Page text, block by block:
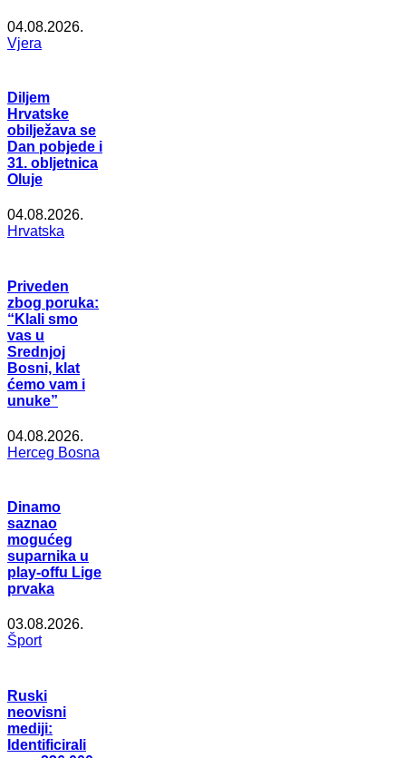
04.08.2026.
Vjera
Diljem
Hrvatske
obilježava se
Dan pobjede i
31. obljetnica
Oluje
04.08.2026.
Hrvatska
Priveden
zbog poruka:
“Klali smo
vas u
Srednjoj
Bosni, klat
ćemo vam i
unuke”
04.08.2026.
Herceg Bosna
Dinamo
saznao
mogućeg
suparnika u
play-offu Lige
prvaka
03.08.2026.
Šport
Ruski
neovisni
mediji:
Identificirali